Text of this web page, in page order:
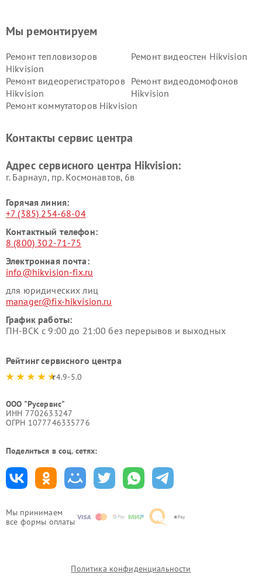
Мы принимаем
все формы оплаты
Мы ремонтируем
Ремонт тепловизоров
Hikvision
Ремонт видеостен Hikvision
Ремонт видеорегистраторов
Hikvision
Ремонт видеодомофонов
Hikvision
Ремонт коммутаторов Hikvision
Контакты сервис центра
Адрес сервисного центра Hikvision:
г. Барнаул, ​пр. Космонавтов, 6в
Горячая линия:
+7 (385) 254-68-04
Контактный телефон:
8 (800) 302-71-75
Электронная почта:
info@hikvision-fix.ru
для юридических лиц
manager@fix-hikvision.ru
График работы:
ПН-ВСК с 9:00 до 21:00 без перерывов и выходных
Рейтинг сервисного центра
4.9-5.0
ООО "Русервис"
ИНН 7702633247
ОГРН 1077746335776
Поделиться в соц. сетях:
Политика конфиденциальности